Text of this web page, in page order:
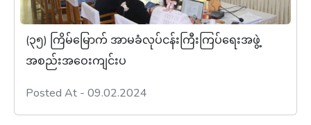
(၃၅) ကြိမ်မြောက် အာမခံလုပ်ငန်းကြီးကြပ်ရေးအဖွဲ့
အစည်းအဝေးကျင်းပ
Posted At - 09.02.2024